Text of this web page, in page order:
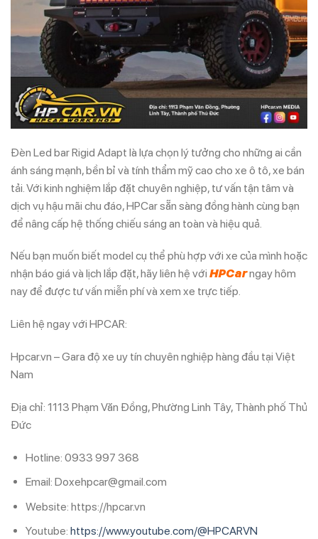
Đèn Led bar Rigid Adapt là lựa chọn lý tưởng cho những ai cần
ánh sáng mạnh, bền bỉ và tính thẩm mỹ cao cho xe ô tô, xe bán
tải. Với kinh nghiệm lắp đặt chuyên nghiệp, tư vấn tận tâm và
dịch vụ hậu mãi chu đáo, HPCar sẵn sàng đồng hành cùng bạn
để nâng cấp hệ thống chiếu sáng an toàn và hiệu quả.
Nếu bạn muốn biết model cụ thể phù hợp với xe của mình hoặc
nhận báo giá và lịch lắp đặt, hãy liên hệ với HPCarngay hôm
nay để được tư vấn miễn phí và xem xe trực tiếp.
Liên hệ ngay với HPCAR:
Hpcar.vn – Gara độ xe uy tín chuyên nghiệp hàng đầu tại Việt
Nam
Địa chỉ: 1113 Phạm Văn Đồng, Phường Linh Tây, Thành phố Thủ
Đức
Hotline: 0933 997 368
Email: Doxehpcar@gmail.com
Website: https://hpcar.vn
Youtube: https://www.youtube.com/@HPCARVN